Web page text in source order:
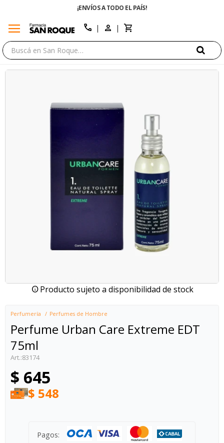
¡ENVÍOS A TODO EL PAÍS!
menu call
Producto sujeto a disponibilidad de stock
Perfumería Perfumes de Hombre
Perfume Urban Care Extreme EDT
75ml
83174
$ 645
$ 548
Pagos:
close